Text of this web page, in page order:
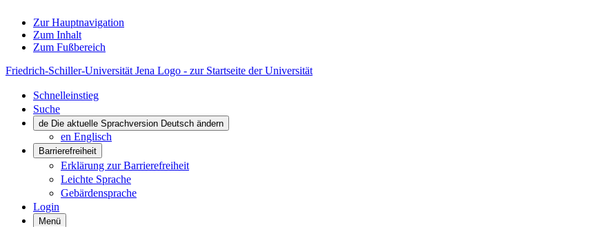
Zur Hauptnavigation
Zum Inhalt
Zum Fußbereich
Friedrich-Schiller-Universität Jena Logo - zur Startseite der Universität
Schnelleinstieg
Suche
de Die aktuelle Sprachversion Deutsch ändern
en Englisch
Barrierefreiheit
Erklärung zur Barrierefreiheit
Leichte Sprache
Gebärdensprache
Login
Menü